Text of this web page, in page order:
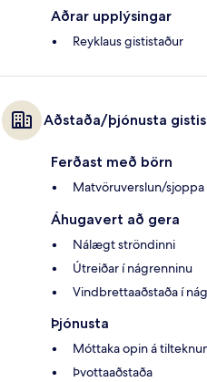
Aðrar upplýsingar
Reyklaus gististaður
Aðstaða/þjónusta
Ferðast með börn
Matvöruverslun/sjoppa
Áhugavert að gera
Nálægt ströndinni
Útreiðar í nágrenninu
Vindbrettaaðstaða í
Þjónusta
Móttaka opin á
Þvottaaðstaða